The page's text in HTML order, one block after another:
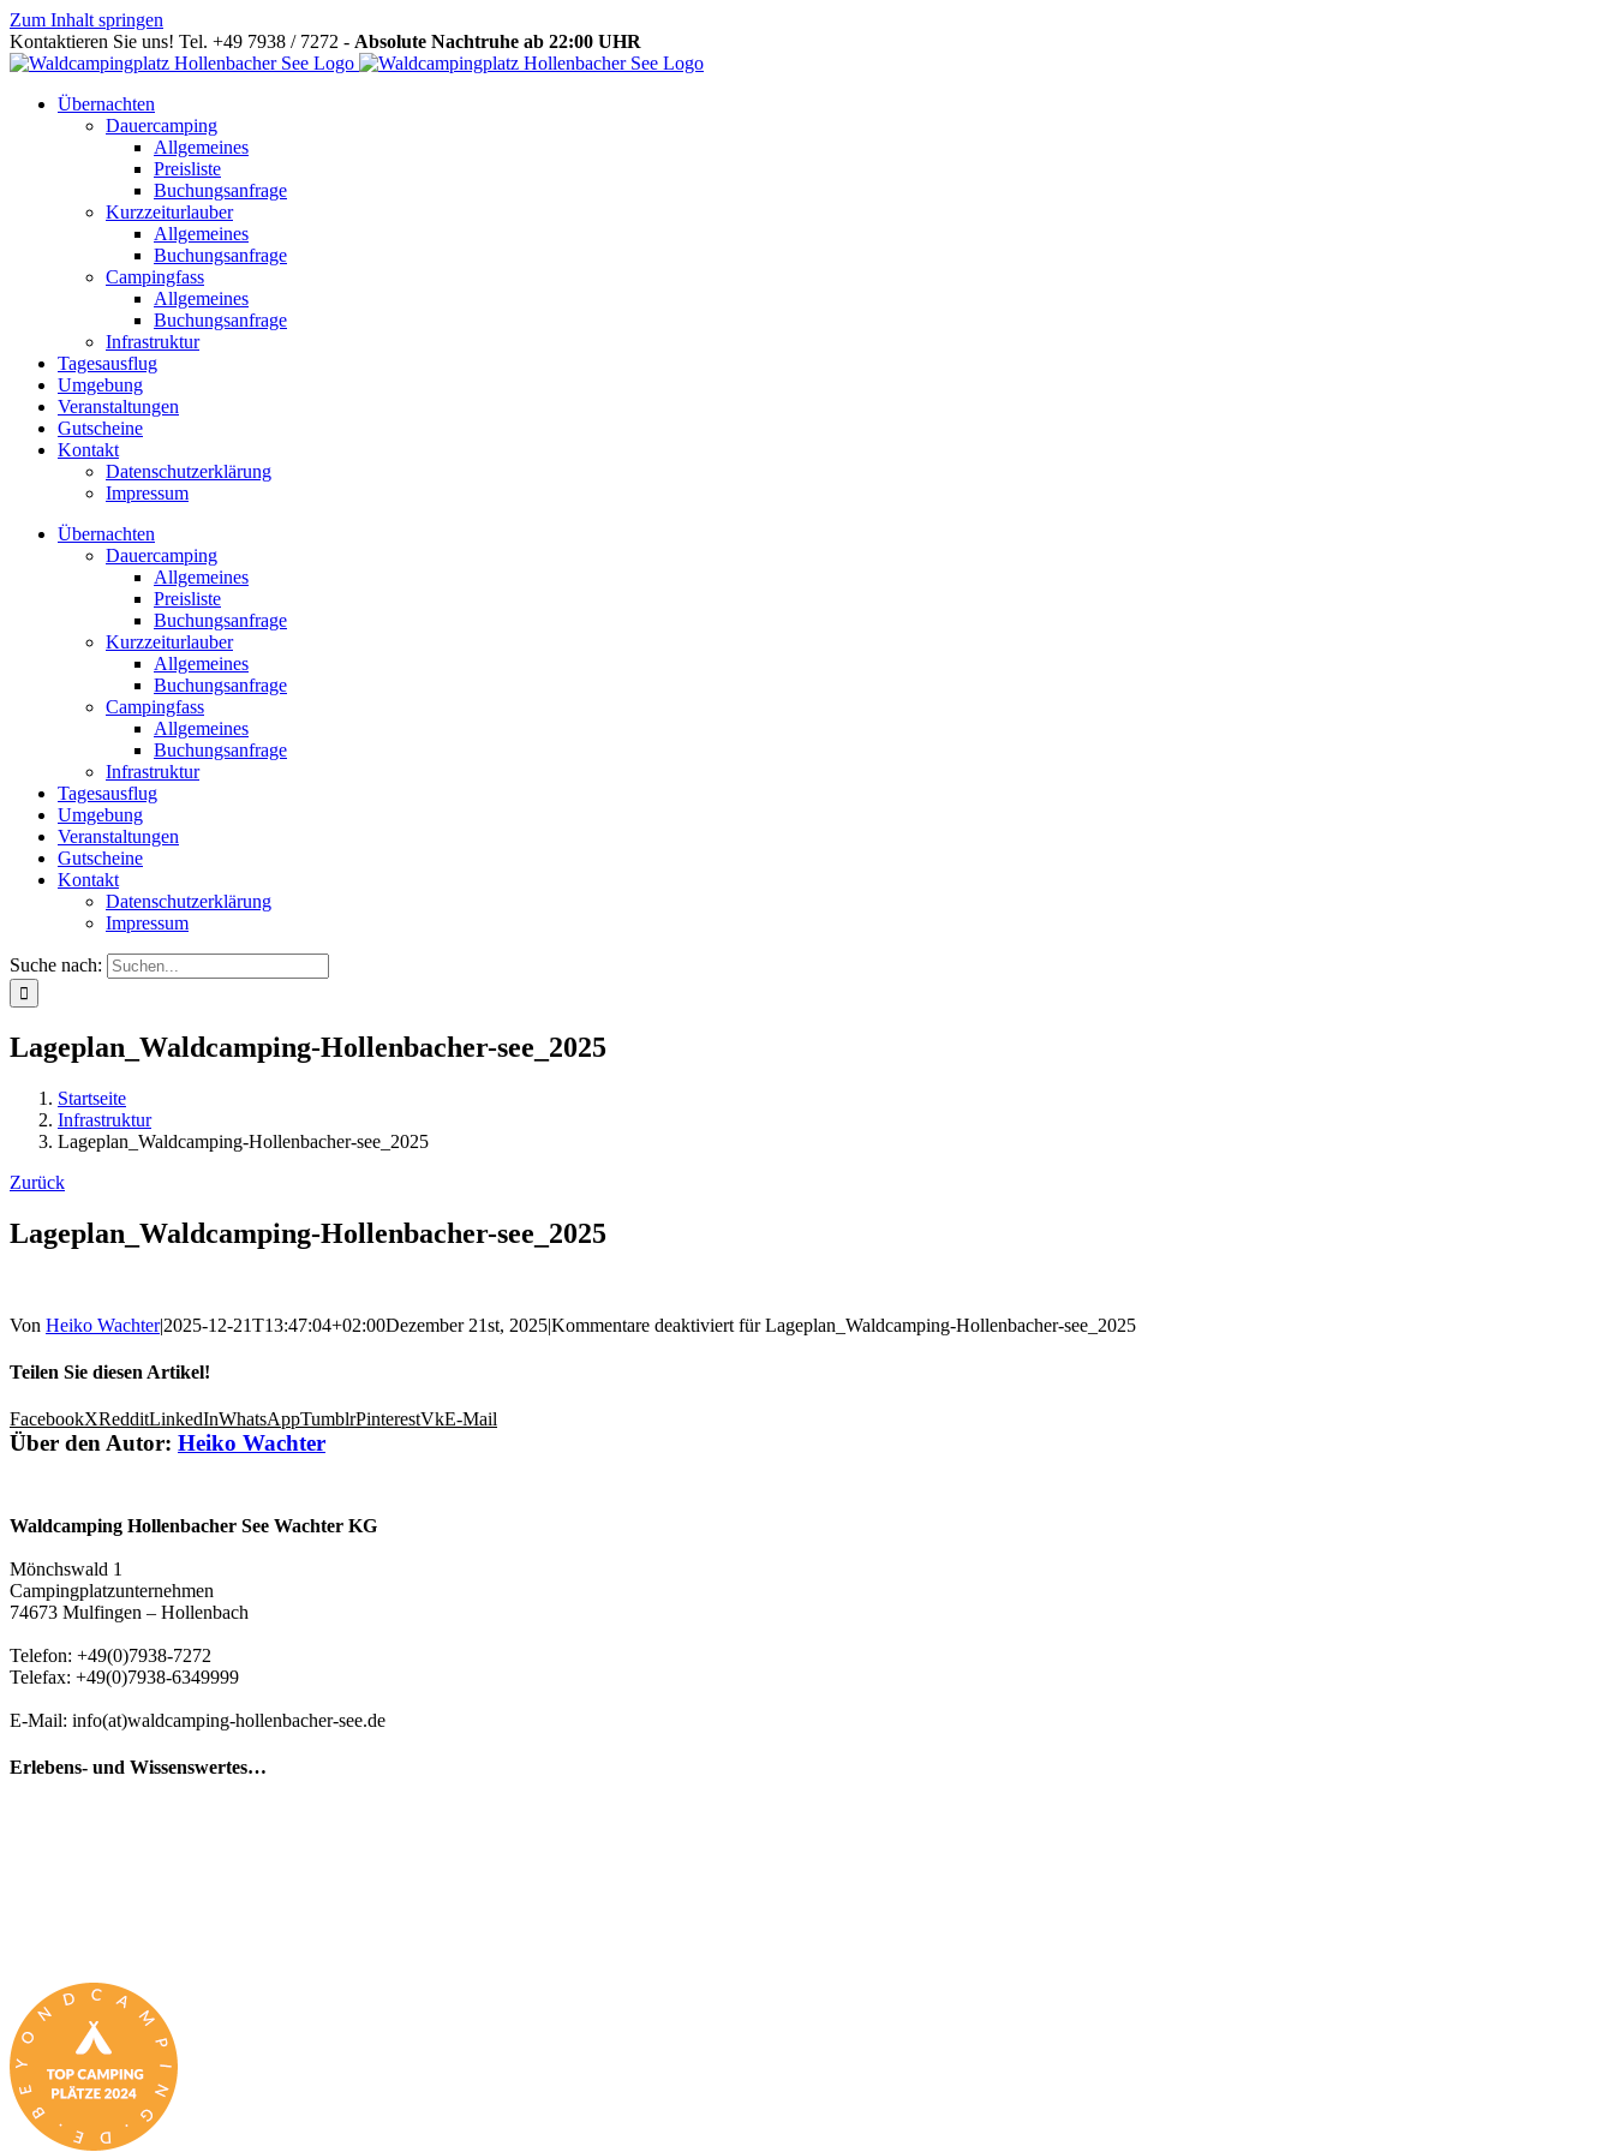
Zum Inhalt springen
Kontaktieren Sie uns! Tel. +49 7938 / 7272 - Absolute Nachtruhe ab 22:00 UHR
Übernachten
Dauercamping
Allgemeines
Preisliste
Buchungsanfrage
Kurzzeiturlauber
Allgemeines
Buchungsanfrage
Campingfass
Allgemeines
Buchungsanfrage
Infrastruktur
Tagesausflug
Umgebung
Veranstaltungen
Gutscheine
Kontakt
Datenschutzerklärung
Impressum
Übernachten
Dauercamping
Allgemeines
Preisliste
Buchungsanfrage
Kurzzeiturlauber
Allgemeines
Buchungsanfrage
Campingfass
Allgemeines
Buchungsanfrage
Infrastruktur
Tagesausflug
Umgebung
Veranstaltungen
Gutscheine
Kontakt
Datenschutzerklärung
Impressum
Suche nach:
Lageplan_Waldcamping-Hollenbacher-see_2025
Startseite
Infrastruktur
Lageplan_Waldcamping-Hollenbacher-see_2025
Zurück
Lageplan_Waldcamping-Hollenbacher-see_2025
Von Heiko Wachter|2025-12-21T13:47:04+02:00Dezember 21st, 2025|Kommentare deaktiviert für Lageplan_Waldcamping-Hollenbacher-see_2025
Teilen Sie diesen Artikel!
FacebookXRedditLinkedInWhatsAppTumblrPinterestVkE-Mail
Über den Autor: Heiko Wachter
Waldcamping Hollenbacher See Wachter KG
Mönchswald 1
Campingplatzunternehmen
74673 Mulfingen – Hollenbach
Telefon: +49(0)7938-7272
Telefax: +49(0)7938-6349999
E-Mail: info(at)waldcamping-hollenbacher-see.de
Erlebens- und Wissenswertes…